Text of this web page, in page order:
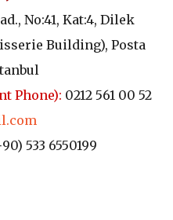
No:41, Kat:4, Dilek
Building), Posta
Phone): 0212 561 00 52
533 6550199